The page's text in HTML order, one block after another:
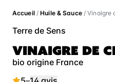
Accueil/Huile & Sauce/ Vinaigre
Terre de Sens
VINAIGRE DE
bio origine France